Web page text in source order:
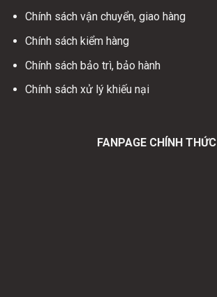
Chính sách vận chuyển, giao hàng
Chính sách kiểm hàng
Chính sách bảo trì, bảo hành
Chính sách xử lý khiếu nại
FANPAGE CHÍNH THỨC